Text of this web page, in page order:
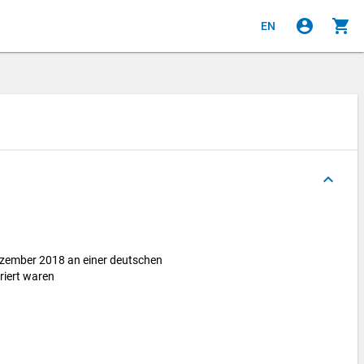
EN account_circle shopping_cart
keyboard_arrow_up
2018 an einer deutschen
waren